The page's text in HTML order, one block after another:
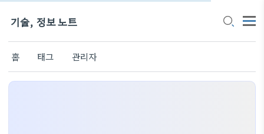
기술, 정보 노트
홈 태그 관리자